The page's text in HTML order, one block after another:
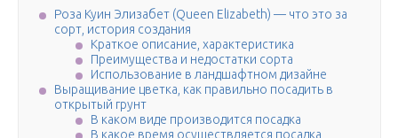
Роза Куин Элизабет (Queen Elizabeth) — что это за
сорт, история создания
Краткое описание, характеристика
Преимущества и недостатки сорта
Использование в ландшафтном дизайне
Выращивание цветка, как правильно посадить в
открытый грунт
В каком виде производится посадка
В какое время осуществляется посадка